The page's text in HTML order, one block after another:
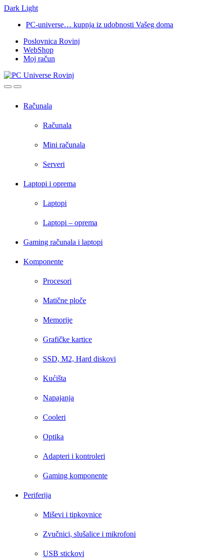
Dark Light
navigation
content
PC-universe… kupnja iz udobnosti Vašeg doma
Poslovnica Rovinj
WebShop
Moj račun
OpenClose
Računala
Računala
Mini računala
Serveri
Laptopi i oprema
Laptopi
Laptopi – oprema
Gaming računala i laptopi
Komponente
Procesori
Matične ploče
Memorije
Grafičke kartice
SSD, M2, Hard diskovi
Kućišta
Napajanja
Cooleri
Optika
Adapteri i kontroleri
Gaming komponente
Periferija
Miševi i tipkovnice
Zvučnici, slušalice i mikrofoni
USB stickovi